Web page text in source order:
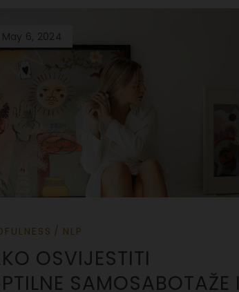
6, 2024
NLP
OSVIJESTITI
SAMOSABOTAŽE I